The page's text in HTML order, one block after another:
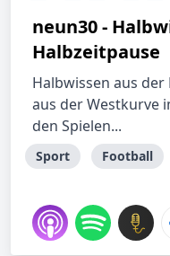
neun30 -
Halbzeitpause
Halbwissen aus
aus der Westkurve
den Spielen...
Sport Football